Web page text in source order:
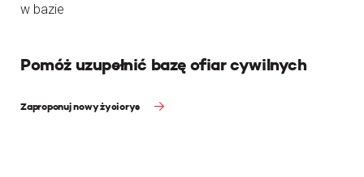
w bazie
Pomóż uzupełnić bazę ofiar cywilnych
Zaproponuj nowy życiorys